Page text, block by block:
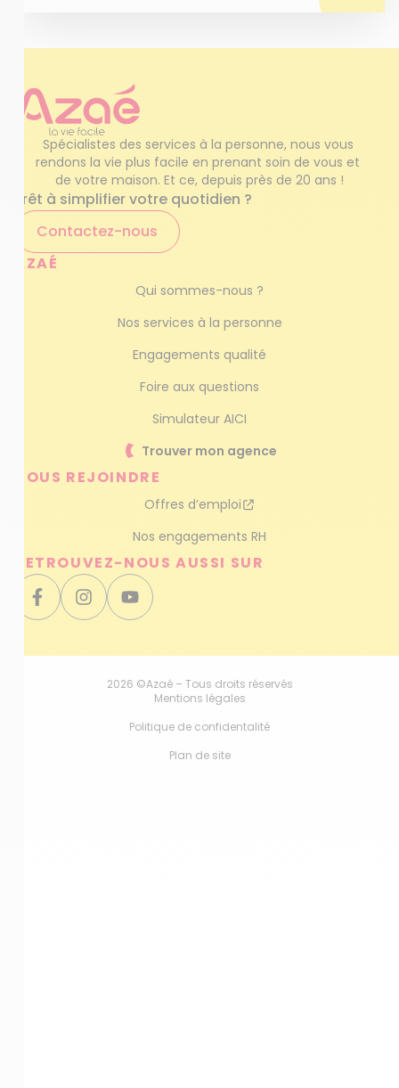
Spécialistes des services à la personne, nous vous
rendons la vie plus facile en prenant soin de vous et
de votre maison. Et ce, depuis près de 20 ans !
Prêt à simplifier votre quotidien ?
Contactez-nous
AZAÉ
Qui sommes-nous ?
Nos services à la personne
Engagements qualité
Foire aux questions
Simulateur AICI
Trouver mon agence
NOUS REJOINDRE
Offres d’emploi
Nos engagements RH
RETROUVEZ-NOUS AUSSI SUR
2026 ©Azaé – Tous droits réservés
Mentions légales
Politique de confidentalité
Plan de site